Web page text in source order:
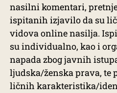
nasilni komentari, pretnje
ispitanih izjavilo da su
vidova online nasilja.
su individualno, kao i
napada zbog javnih
ljudska/ženska prava, te
ličnih karakteristika/